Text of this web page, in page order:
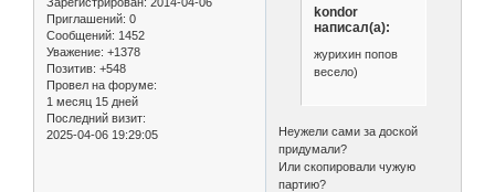
Приглашений: 0
Сообщений: 1452
Уважение: +1378
Позитив: +548
Провел на форуме:
1 месяц 15 дней
Последний визит:
2025-04-06 19:29:05
kondor
написал(а):
журихин попов
весело)
Неужели сами за доской
придумали?
Или скопировали чужую
партию?